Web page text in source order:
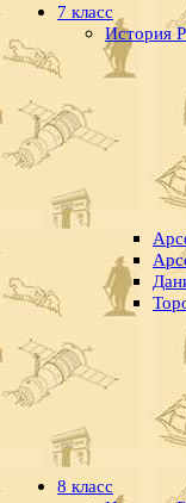
7 класс
История
8 класс